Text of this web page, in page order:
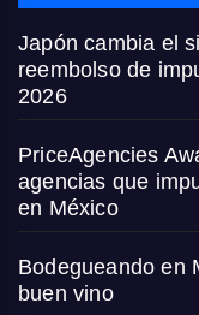
Japón cambia el
reembolso de
2026
PriceAgencies
agencias que
en México
Bodegueando en
buen vino